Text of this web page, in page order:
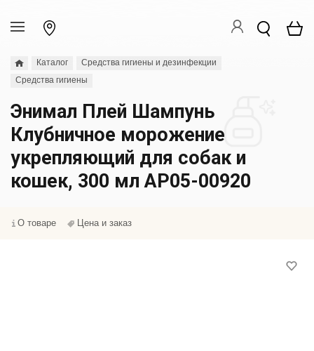
Каталог
Средства гигиены и дезинфекции
Средства гигиены
Энимал Плей Шампунь
Клубничное морожение
укрепляющий для собак и
кошек, 300 мл АР05-00920
О товаре Цена и заказ